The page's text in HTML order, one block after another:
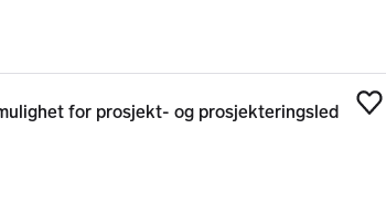
for prosjekt- og prosjekteringsled